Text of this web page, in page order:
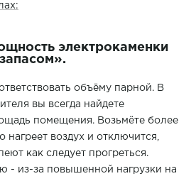
электрокаменки
объёму парной. В
вы всегда найдете
помещения. Возьмёте более
воздух и отключится,
как следует прогреться.
- из-за повышенной нагрузки на